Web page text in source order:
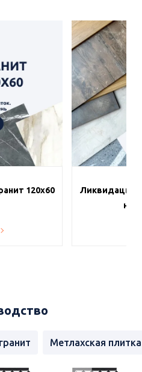
120х60
Ликвидация
на
Метлахская плитка